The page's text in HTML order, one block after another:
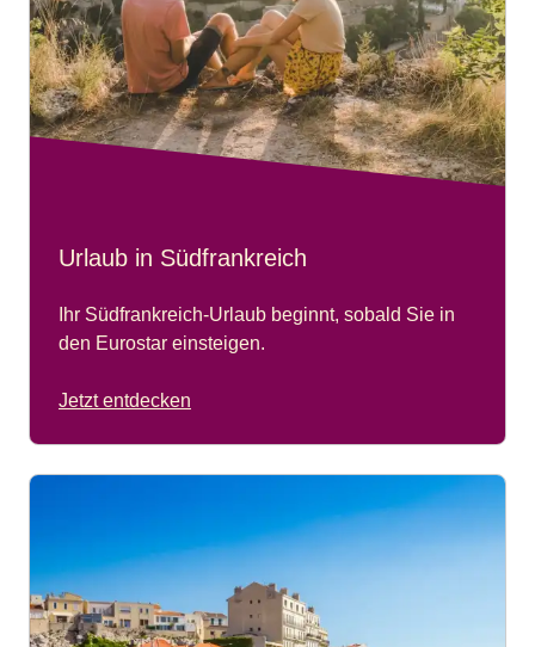
Urlaub in Südfrankreich
Ihr Südfrankreich-Urlaub beginnt, sobald Sie in
den Eurostar einsteigen.
Jetzt entdecken